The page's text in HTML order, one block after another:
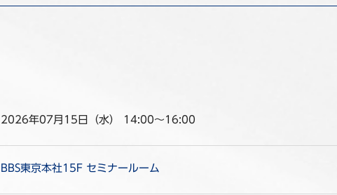
2026年07月15日（水） 14:00～16:00
BBS東京本社15F セミナールーム